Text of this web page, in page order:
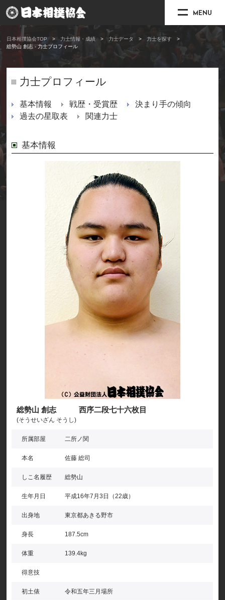
MENU
日本相撲協会TOP 力士情報・成績 力士データ
力士を探す
総勢山 創志 - 力士プロフィール
力士プロフィール
基本情報 戦歴・受賞歴
決まり手の傾向
過去の星取表
関連力士
基本情報
総勢山 創志 西序二段七十六枚目
(そうせいざん そうし)
所属部屋 二所ノ関
本名 佐藤 総司
しこ名履歴 総勢山
生年月日 平成16年7月3日（22歳）
出身地 東京都あきる野市
身長 187.5cm
体重 139.4kg
得意技
初土俵 令和五年三月場所